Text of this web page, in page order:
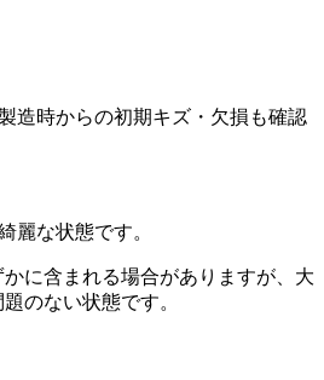
造時からの初期キズ・欠損も確認
麗な状態です。
に含まれる場合がありますが、大
のない状態です。